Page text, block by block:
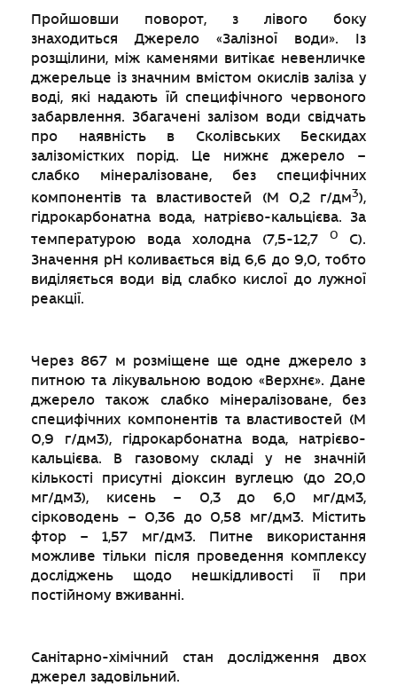
Пройшовши поворот, з лівого боку
знаходиться Джерело «Залізної води». Із
розщілини, між каменями витікає невенличке
джерельце із значним вмістом окислів заліза у
воді, які надають їй специфічного червоного
забарвлення. Збагачені залізом води свідчать
про наявність в Сколівських Бескидах
залізомістких порід. Це нижнє джерело –
слабко мінералізоване, без специфічних
компонентів та властивостей (М 0,2 г/дм3),
гідрокарбонатна вода, натрієво-кальцієва. За
температурою вода холодна (7,5-12,7 0 С).
Значення рН коливається від 6,6 до 9,0, тобто
виділяється води від слабко кислої до лужної
реакції.
Через 867 м розміщене ще одне джерело з
питною та лікувальною водою «Верхнє». Дане
джерело також слабко мінералізоване, без
специфічних компонентів та властивостей (М
0,9 г/дм3), гідрокарбонатна вода, натрієво-
кальцієва. В газовому складі у не значній
кількості присутні діоксин вуглецю (до 20,0
мг/дм3), кисень – 0,3 до 6,0 мг/дм3,
сірководень – 0,36 до 0,58 мг/дм3. Містить
фтор – 1,57 мг/дм3. Питне використання
можливе тільки після проведення комплексу
досліджень щодо нешкідливості її при
постійному вживанні.
Санітарно-хімічний стан дослідження двох
джерел задовільний.